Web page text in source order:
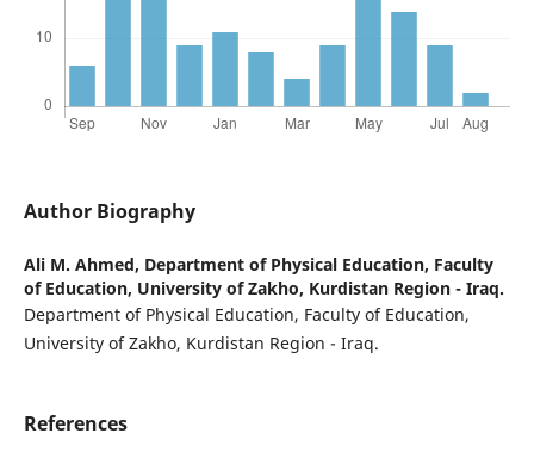
Author Biography
Ali M. Ahmed, Department of Physical Education, Faculty
of Education, University of Zakho, Kurdistan Region - Iraq.
Department of Physical Education, Faculty of Education,
University of Zakho, Kurdistan Region - Iraq.
References